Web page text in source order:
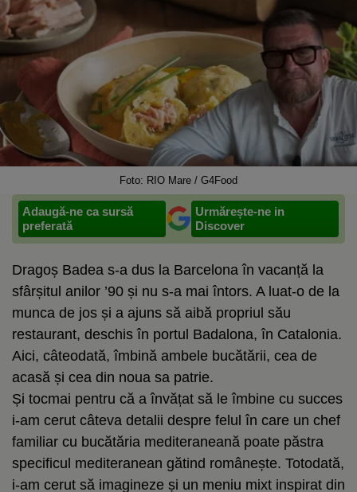
Foto: RIO Mare / G4Food
Adaugă-ne ca sursă
preferată
Urmărește-ne in
Discover
Dragoș Badea s-a dus la Barcelona în vacanță la
sfârșitul anilor ’90 și nu s-a mai întors. A luat-o de la
munca de jos și a ajuns să aibă propriul său
restaurant, deschis în portul Badalona, în Catalonia.
Aici, câteodată, îmbină ambele bucătării, cea de
acasă și cea din noua sa patrie.
Și tocmai pentru că a învățat să le îmbine cu succes
i-am cerut câteva detalii despre felul în care un chef
familiar cu bucătăria mediteraneană poate păstra
specificul mediteranean gătind românește. Totodată,
i-am cerut să imagineze și un meniu mixt inspirat din